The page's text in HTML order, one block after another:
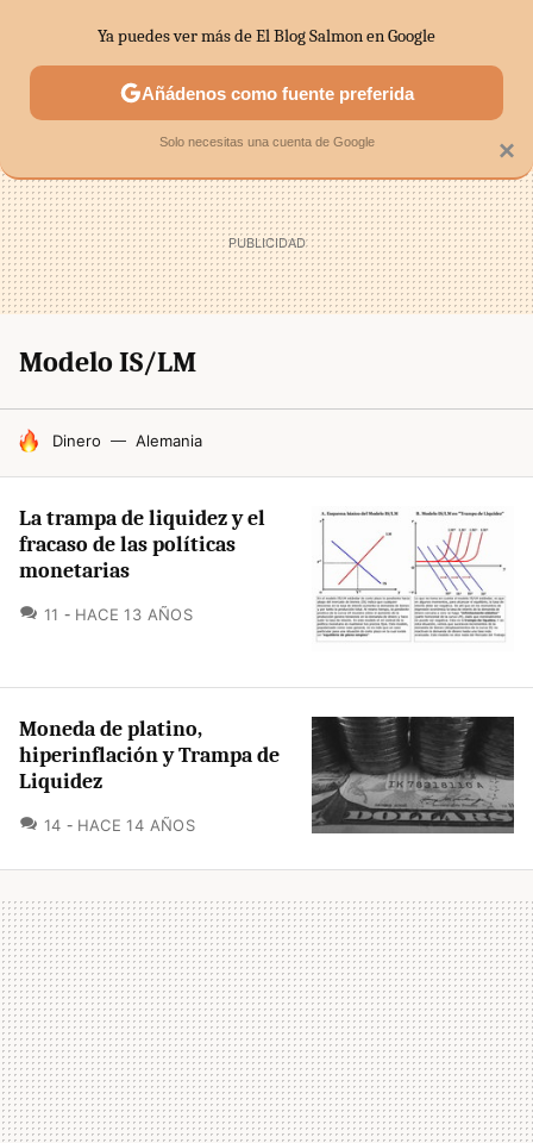
SECTORES ECONOMÍA DOMÉSTICA MERCADOS
Modelo IS/LM
HOY SE HABLA DE
Dinero Alemania
La trampa de liquidez y el
fracaso de las políticas
monetarias
11 COMENTARIOS
HACE 13 AÑOS
Moneda de platino,
hiperinflación y Trampa de
Liquidez
14 COMENTARIOS
HACE 14 AÑOS
×
Ya puedes ver más de El Blog Salmon en Google
Añádenos como fuente preferida
Solo necesitas una cuenta de Google